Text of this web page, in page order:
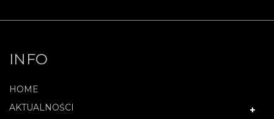
INFO
HOME
AKTUALNOŚCI